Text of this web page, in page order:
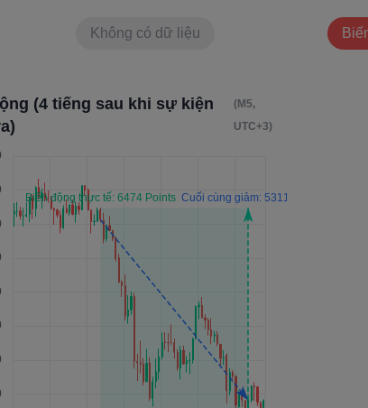
Không có dữ liệu
(4 tiếng sau khi sự kiện
(M5,
UTC+3)